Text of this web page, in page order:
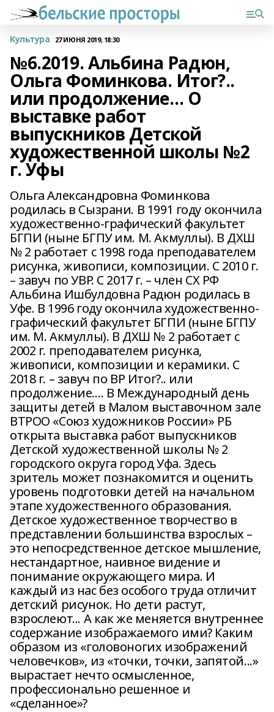
Культура 27 ИЮНЯ 2019, 18:30
№6.2019. Альбина Радюн,
Ольга Фоминкова. Итог?..
или продолжение… О
выставке работ
выпускников Детской
художественной школы №2
г. Уфы
Ольга Александровна Фоминкова
родилась в Сызрани. В 1991 году окончила
художественно-графический факультет
БГПИ (ныне БГПУ им. М. Акмуллы). В ДХШ
№ 2 работает с 1998 года преподавателем
рисунка, живописи, композиции. С 2010 г.
– завуч по УВР. С 2017 г. – член СХ РФ
Альбина Ишбулдовна Радюн родилась в
Уфе. В 1996 году окончила художественно-
графический факультет БГПИ (ныне БГПУ
им. М. Акмуллы). В ДХШ № 2 работает с
2002 г. преподавателем рисунка,
живописи, композиции и керамики. С
2018 г. – завуч по ВР Итог?.. или
продолжение…. В Международный день
защиты детей в Малом выставочном зале
ВТРОО «Союз художников России» РБ
открыта выставка работ выпускников
Детской художественной школы № 2
городского округа город Уфа. Здесь
зритель может познакомится и оценить
уровень подготовки детей на начальном
этапе художественного образования.
Детское художественное творчество в
представлении большинства взрослых –
это непосредственное детское мышление,
нестандартное, наивное видение и
понимание окружающего мира. И
каждый из нас без особого труда отличит
детский рисунок. Но дети растут,
взрослеют... А как же меняется внутреннее
содержание изображаемого ими? Каким
образом из «головоногих изображений
человечков», из «точки, точки, запятой...»
вырастает нечто осмысленное,
профессионально решенное и
«сделанное»?